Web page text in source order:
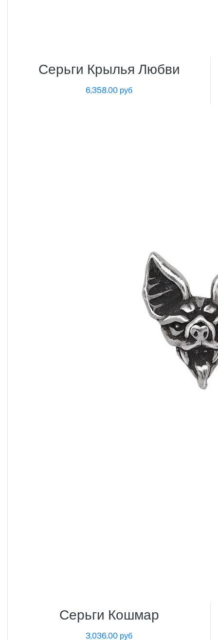
Серьги Крылья Любви
6,358.00 руб
Серьги Кошмар
3,036.00 руб